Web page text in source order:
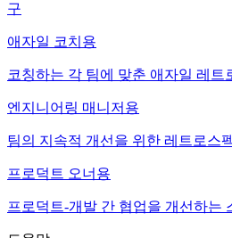
구
애자일 코치용
코칭하는 각 팀에 맞춘 애자일 레트
엔지니어링 매니저용
팀의 지속적 개선을 위한 레트로스
프로덕트 오너용
프로덕트-개발 간 협업을 개선하는